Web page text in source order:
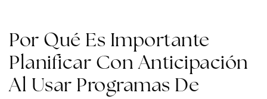
Por Qué Es Importante
Planificar Con Anticipación
Al Usar Programas De